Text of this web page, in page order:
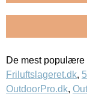
De mest
Friluftslageret.dk,
OutdoorPro.dk,